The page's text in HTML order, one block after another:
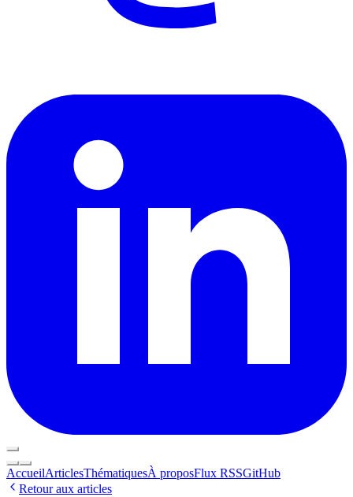
AccueilArticlesThématiquesÀ proposFlux RSSGitHub
Retour aux articles